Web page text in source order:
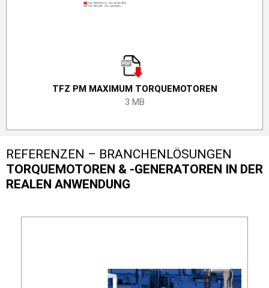
TFZ PM MAXIMUM TORQUE­­­­­­­MOTO­REN
3 MB
REFERENZEN – BRANCHENLÖSUNGEN
TORQUEMOTOREN & -GENERATOREN IN DER
REALEN ANWENDUNG